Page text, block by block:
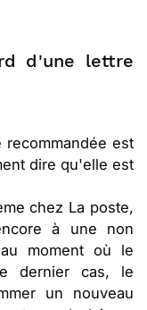
d'une lettre
est
dire qu'elle est
chez La poste,
à une non
moment où le
dernier cas, le
un nouveau